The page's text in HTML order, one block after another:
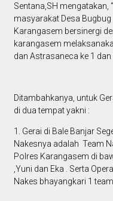
Sentana,SH mengatakan,
masyarakat Desa
Karangasem bersinergi
karangasem
dan Astrasaneca ke 1 dan
Ditambahkanya, untuk
di dua tempat yakni :
1. Gerai di Bale Banjar
Nakesnya adalah Team
Polres Karangasem di
,Yuni dan Eka . Serta
Nakes bhayangkari 1 team.